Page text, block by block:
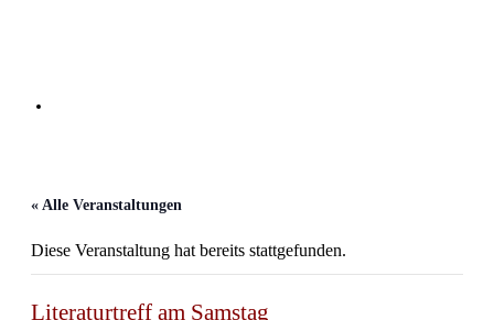
« Alle Veranstaltungen
Diese Veranstaltung hat bereits stattgefunden.
Literaturtreff am Samstag